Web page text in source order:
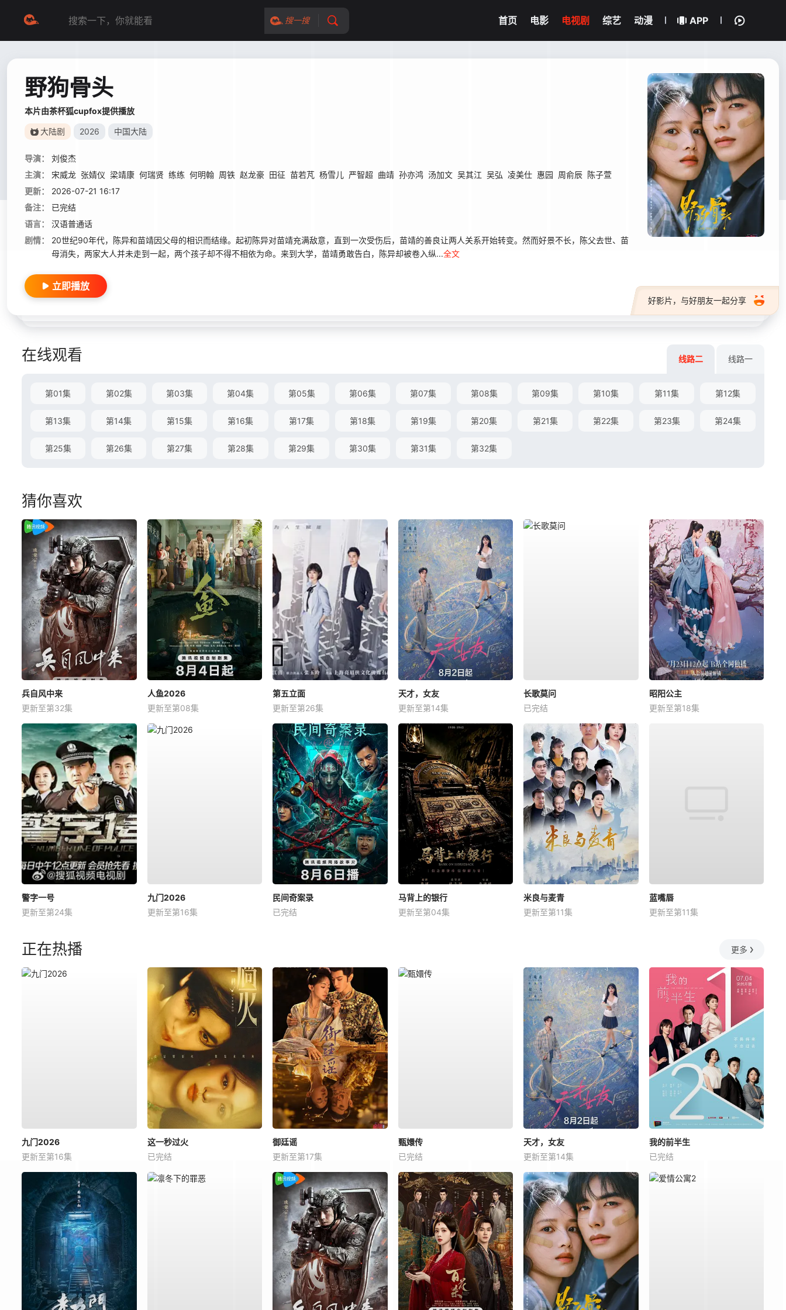
搜一搜 首页 电影 电视剧 综艺 动漫 APP
野狗骨头
本片由茶杯狐cupfox提供播放
大陆剧 2026 中国大陆
导演：
刘俊杰
主演：
宋威龙 张婧仪 梁靖康 何瑞贤 练练 何明翰 周铁 赵龙豪 田征 苗若芃 杨雪儿 严智超 曲靖 孙亦鸿 汤加文 吴其江 吴弘 凌美仕 惠园 周俞辰 陈子萱
更新：
2026-07-21 16:17
备注：
已完结
语言：
汉语普通话
剧情：
20世纪90年代，陈异和苗靖因父母的相识而结缘。起初陈异对苗靖充满敌意，直到一次受伤后，苗靖的善良让两人关系开始转变。然而好景不长，陈父去世、苗
母消失，两家大人并未走到一起，两个孩子却不得不相依为命。来到大学，苗靖勇敢告白，陈异却被卷入纵...全文
好影片，与好朋友一起分享
立即播放
在线观看 线路二 线路一
第01集 第02集 第03集 第04集 第05集 第06集 第07集 第08集 第09集 第10集 第11集 第12集
第13集 第14集 第15集 第16集 第17集 第18集 第19集 第20集 第21集 第22集 第23集 第24集
第25集 第26集 第27集 第28集 第29集 第30集 第31集 第32集
猜你喜欢
兵自风中来
更新至第32集
人鱼2026
更新至第08集
第五立面
更新至第26集
天才，女友
更新至第14集
长歌莫问
已完结
昭阳公主
更新至第18集
警字一号
更新至第24集
九门2026
更新至第16集
民间奇案录
已完结
马背上的银行
更新至第04集
米良与麦青
更新至第11集
蓝嘴唇
更新至第11集
正在热播 更多
九门2026
更新至第16集
这一秒过火
已完结
御廷谣
更新至第17集
甄嬛传
已完结
天才，女友
更新至第14集
我的前半生
已完结